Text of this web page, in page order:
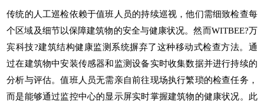
传统的人工巡检依赖于值班人员的持续巡视，他们需细致检查每
个区域及细节以保障建筑物的安全与健康状况。然而WITBEE?万
宾科技?建筑结构健康监测系统摒弃了这种移动式检查方法。通
过在建筑物中安装传感器和监测设备实时收集数据并进行持续的
分析与评估。值班人员无需亲自前往现场执行繁琐的检查任务，
而是能够通过监控中心的显示屏实时掌握建筑物的健康状况。此